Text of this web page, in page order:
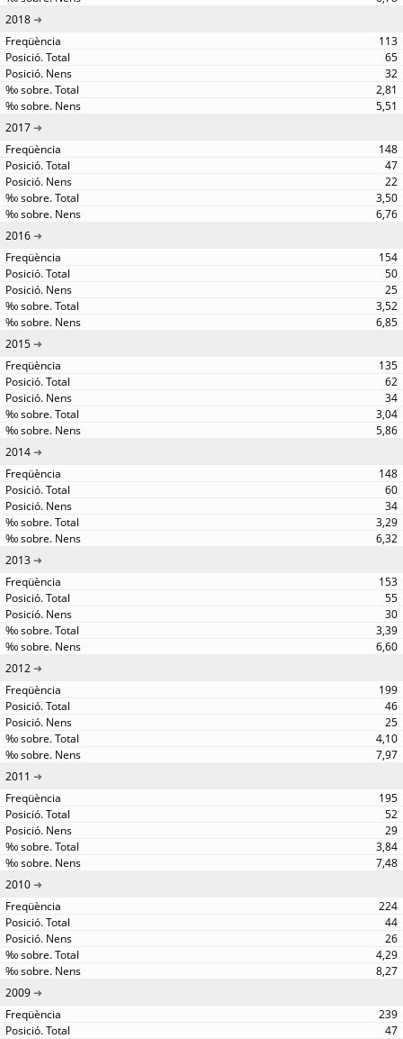
2018
113
65
32
2,81
5,51
2017
148
47
22
3,50
6,76
2016
154
50
25
3,52
6,85
2015
135
62
34
3,04
5,86
2014
148
60
34
3,29
6,32
2013
153
55
30
3,39
6,60
2012
199
46
25
4,10
7,97
2011
195
52
29
3,84
7,48
2010
224
44
26
4,29
8,27
2009
239
47